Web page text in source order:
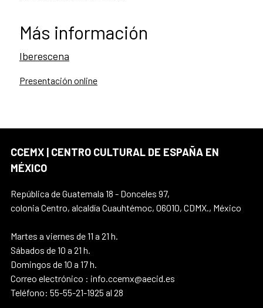
Más información
Iberescena
Presentación online
CCEMX | CENTRO CULTURAL DE ESPAÑA EN
MÉXICO
República de Guatemala 18 - Donceles 97,
colonia Centro, alcaldía Cuauhtémoc, 06010, CDMX., México
Martes a viernes de 11 a 21 h.
Sábados de 10 a 21 h.
Domingos de 10 a 17 h.
Correo electrónico : info.ccemx@aecid.es
Teléfono: 55-55-21-1925 al 28